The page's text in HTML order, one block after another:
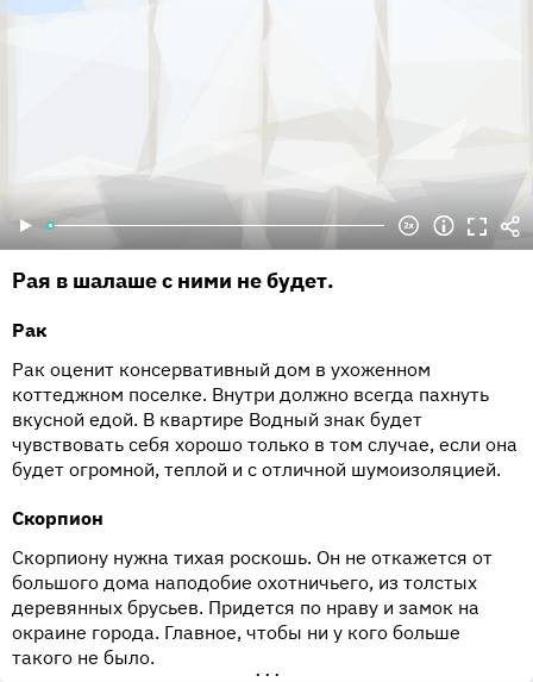
Рая в шалаше с ними не будет.
Рак
Рак оценит консервативный дом в ухоженном
коттеджном поселке. Внутри должно всегда пахнуть
вкусной едой. В квартире Водный знак будет
чувствовать себя хорошо только в том случае, если она
будет огромной, теплой и с отличной шумоизоляцией.
Скорпион
Скорпиону нужна тихая роскошь. Он не откажется от
большого дома наподобие охотничьего, из толстых
деревянных брусьев. Придется по нраву и замок на
окраине города. Главное, чтобы ни у кого больше
такого не было.
•••